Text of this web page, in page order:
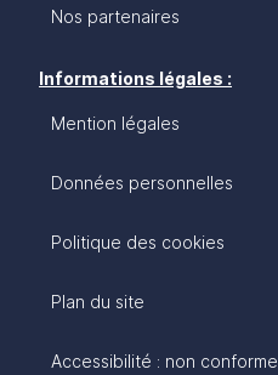
Nos partenaires
Informations légales :
Mention légales
Données personnelles
Politique des cookies
Plan du site
Accessibilité : non conforme